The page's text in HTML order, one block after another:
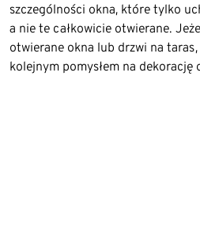
szczególności okna, które tylko
a nie te całkowicie otwierane.
otwierane okna lub drzwi na taras,
kolejnym pomysłem na dekorację